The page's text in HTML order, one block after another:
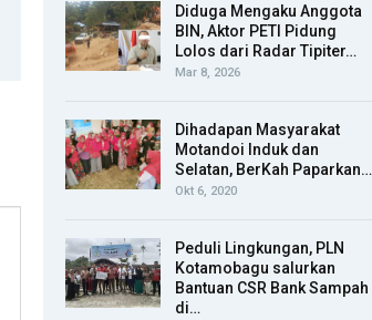
Diduga Mengaku Anggota
BIN, Aktor PETI Pidung
Lolos dari Radar Tipiter…
Mar 8, 2026
Dihadapan Masyarakat
Motandoi Induk dan
Selatan, BerKah Paparkan…
Okt 6, 2020
Peduli Lingkungan, PLN
Kotamobagu salurkan
Bantuan CSR Bank Sampah
di…